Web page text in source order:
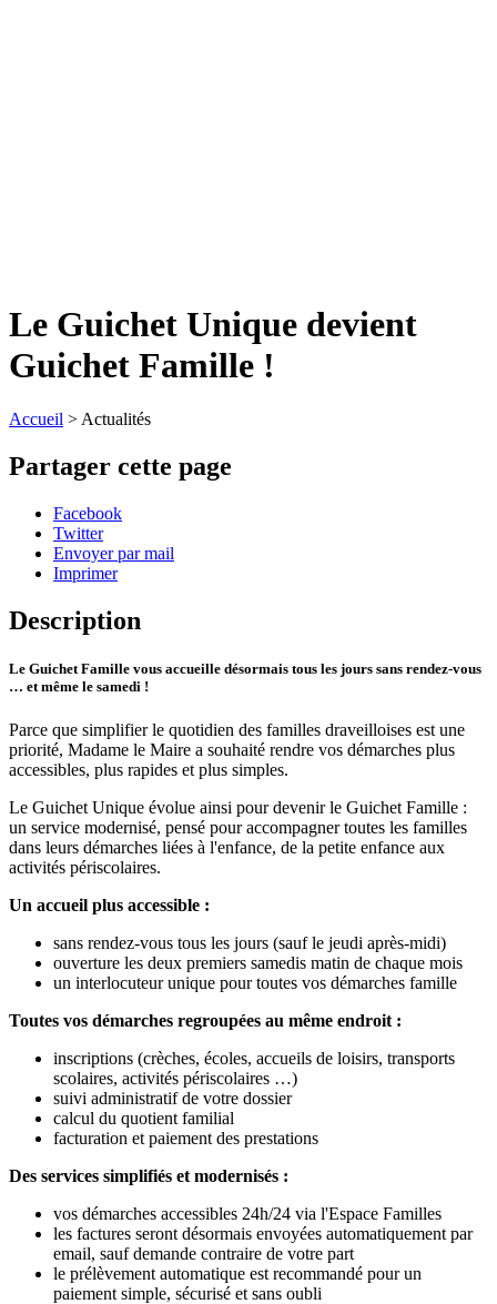
Le Guichet Unique devient
Guichet Famille !
Accueil > Actualités
Partager cette page
Facebook
Twitter
Envoyer par mail
Imprimer
Description
Le Guichet Famille vous accueille désormais tous les jours sans rendez-vous
… et même le samedi !
Parce que simplifier le quotidien des familles draveilloises est une
priorité, Madame le Maire a souhaité rendre vos démarches plus
accessibles, plus rapides et plus simples.
Le Guichet Unique évolue ainsi pour devenir le Guichet Famille :
un service modernisé, pensé pour accompagner toutes les familles
dans leurs démarches liées à l'enfance, de la petite enfance aux
activités périscolaires.
Un accueil plus accessible :
sans rendez-vous tous les jours (sauf le jeudi après-midi)
ouverture les deux premiers samedis matin de chaque mois
un interlocuteur unique pour toutes vos démarches famille
Toutes vos démarches regroupées au même endroit :
inscriptions (crèches, écoles, accueils de loisirs, transports
scolaires, activités périscolaires …)
suivi administratif de votre dossier
calcul du quotient familial
facturation et paiement des prestations
Des services simplifiés et modernisés :
vos démarches accessibles 24h/24 via l'Espace Familles
les factures seront désormais envoyées automatiquement par
email, sauf demande contraire de votre part
le prélèvement automatique est recommandé pour un
paiement simple, sécurisé et sans oubli